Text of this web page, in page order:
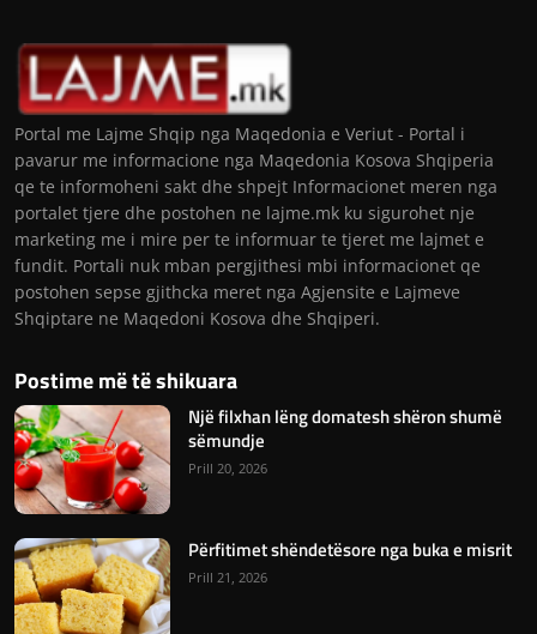
Portal me Lajme Shqip nga Maqedonia e Veriut - Portal i
pavarur me informacione nga Maqedonia Kosova Shqiperia
qe te informoheni sakt dhe shpejt Informacionet meren nga
portalet tjere dhe postohen ne lajme.mk ku sigurohet nje
marketing me i mire per te informuar te tjeret me lajmet e
fundit. Portali nuk mban pergjithesi mbi informacionet qe
postohen sepse gjithcka meret nga Agjensite e Lajmeve
Shqiptare ne Maqedoni Kosova dhe Shqiperi.
Postime më të shikuara
Një filxhan lëng domatesh shëron shumë
sëmundje
Prill 20, 2026
Përfitimet shëndetësore nga buka e misrit
Prill 21, 2026